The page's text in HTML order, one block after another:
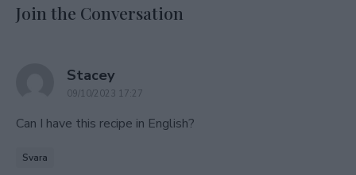
Join the Conversation
Staceysays:
09/10/2023 17:27
Can I have this recipe in English?
Svara